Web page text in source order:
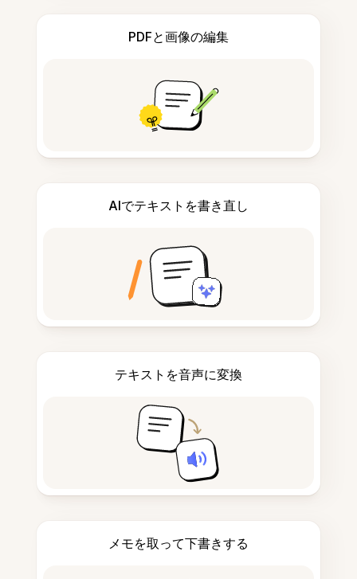
PDFと画像の編集
AIでテキストを書き直し
テキストを音声に変換
メモを取って下書きする